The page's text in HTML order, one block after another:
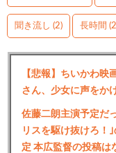
聞き流し (2) 長時間
【悲報】ちいかわ映
さん、少女に声をか
佐藤二朗主演予定だ
リスを駆け抜けろ！
定 本広監督の投稿は